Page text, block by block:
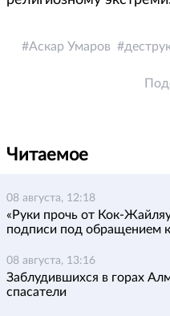
Аскар Умаров
Читаемое
08 августа, 12:18
«Руки прочь от Кок-
подписи под обращением к
08 августа, 13:16
Заблудившихся в горах
спасатели